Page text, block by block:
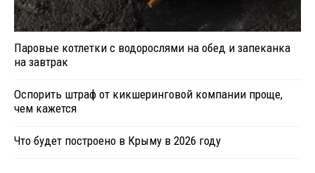
Паровые котлетки с водорослями на обед и запеканка
на завтрак
Оспорить штраф от кикшеринговой компании проще,
чем кажется
Что будет построено в Крыму в 2026 году